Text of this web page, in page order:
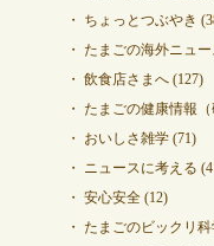
ちょっとつぶやき
たまごの海外ニュー
飲食店さまへ(127)
たまごの健康情報（
おいしさ雑学(71)
ニュースに考える
安心安全(12)
たまごのビックリ科